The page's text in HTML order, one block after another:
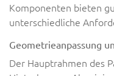
Komponenten bieten
unterschiedliche
Geometrieanpassung
Der Hauptrahmen des